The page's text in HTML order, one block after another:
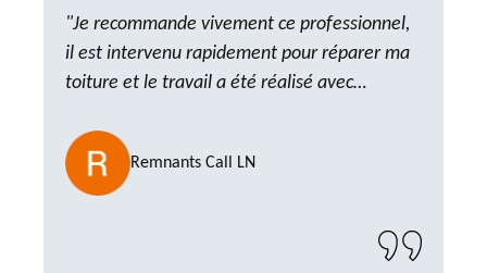
"Je recommande vivement ce professionnel,
il est intervenu rapidement pour réparer ma
toiture et le travail a été réalisé avec
ponctuel et à l’écoute, le résultat est
impeccable et le chantier a été laissé propre.
Un artisan de confiance que je n’hésiterai pas
Remnants Call LN